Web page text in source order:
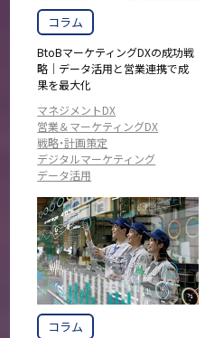
コラム
BtoBマーケティングDXの成功戦
略｜データ活用と営業連携で成
果を最大化
マネジメントDX
営業＆マーケティングDX
戦略・計画策定
デジタルマーケティング
データ活用
コラム